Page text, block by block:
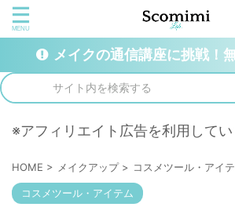
メイクの通信講座に挑戦！
※アフィリエイト広告を利用して
HOME > メイクアップ > コスメツール・アイ
コスメツール・アイテム